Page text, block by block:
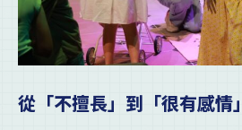
從「不擅長」到「很有感情」